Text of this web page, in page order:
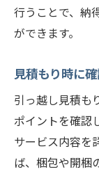
事前
引っ越
行うことで、納
ができます。
見積もり時に
引っ越し見積も
ポイントを確認
サービス内容を
ば、梱包や開梱